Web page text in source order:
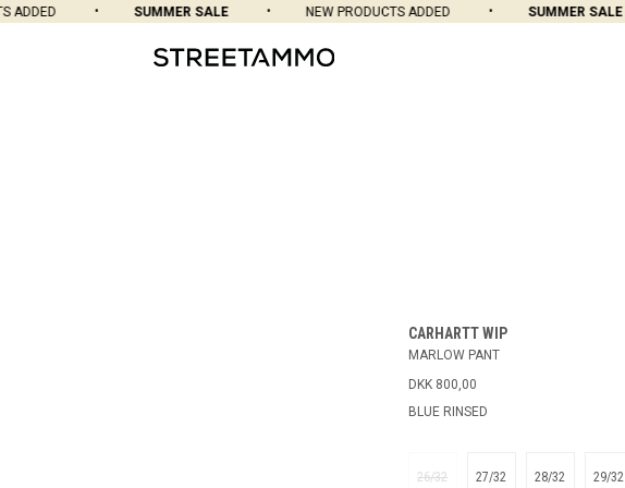
SUMMER SALE NEW PRODUCTS ADDED SUMMER SALE
CARHARTT WIP
MARLOW PANT
DKK 800,00
BLUE RINSED
26/32 27/32 28/32 29/32